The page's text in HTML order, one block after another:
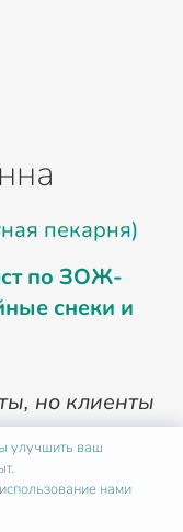
пекарня)
по ЗОЖ-
снеки и
но клиенты
просили
по ЗОЖ-
заменителях
и сырых
улучшить ваш
нами